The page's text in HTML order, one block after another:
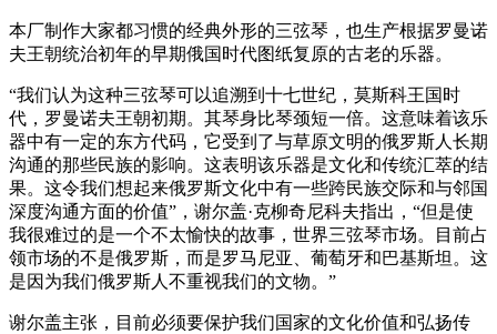
本厂制作大家都习惯的经典外形的三弦琴，也生产根据罗曼诺
夫王朝统治初年的早期俄国时代图纸复原的古老的乐器。
“我们认为这种三弦琴可以追溯到十七世纪，莫斯科王国时
代，罗曼诺夫王朝初期。其琴身比琴颈短一倍。这意味着该乐
器中有一定的东方代码，它受到了与草原文明的俄罗斯人长期
沟通的那些民族的影响。这表明该乐器是文化和传统汇萃的结
果。这令我们想起来俄罗斯文化中有一些跨民族交际和与邻国
深度沟通方面的价值”，谢尔盖·克柳奇尼科夫指出，“但是使
我很难过的是一个不太愉快的故事，世界三弦琴市场。目前占
领市场的不是俄罗斯，而是罗马尼亚、葡萄牙和巴基斯坦。这
是因为我们俄罗斯人不重视我们的文物。”
谢尔盖主张，目前必须要保护我们国家的文化价值和弘扬传